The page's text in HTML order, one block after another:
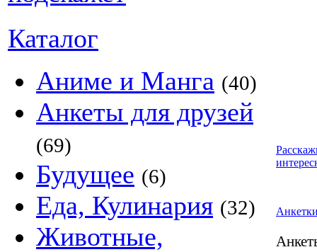
Каталог
Аниме и Манга (40)
Анкеты для друзей
(69)
Будущее (6)
Еда, Кулинария (32)
Животные,